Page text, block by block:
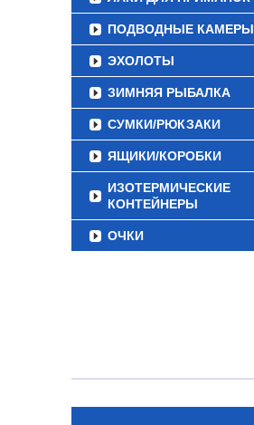
ПОДВОДНЫЕ КАМЕРЫ
ЭХОЛОТЫ
ЗИМНЯЯ РЫБАЛКА
СУМКИ/РЮКЗАКИ
ЯЩИКИ/КОРОБКИ
ИЗОТЕРМИЧЕСКИЕ
КОНТЕЙНЕРЫ
ОЧКИ